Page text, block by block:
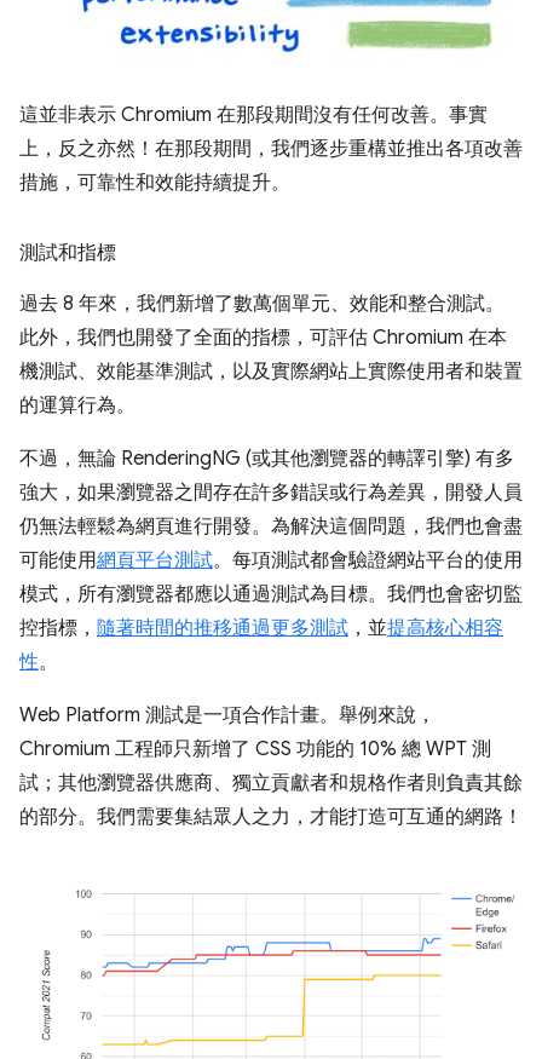
這並非表示 Chromium 在那段期間沒有任何改善。事實
上，反之亦然！在那段期間，我們逐步重構並推出各項改善
措施，可靠性和效能持續提升。
測試和指標
過去 8 年來，我們新增了數萬個單元、效能和整合測試。
此外，我們也開發了全面的指標，可評估 Chromium 在本
機測試、效能基準測試，以及實際網站上實際使用者和裝置
的運算行為。
不過，無論 RenderingNG (或其他瀏覽器的轉譯引擎) 有多
強大，如果瀏覽器之間存在許多錯誤或行為差異，開發人員
仍無法輕鬆為網頁進行開發。為解決這個問題，我們也會盡
可能使用網頁平台測試。每項測試都會驗證網站平台的使用
模式，所有瀏覽器都應以通過測試為目標。我們也會密切監
控指標， 隨著時間的推移通過更多測試 ，並提高核心相容
性。
Web Platform 測試是一項合作計畫。舉例來說，
Chromium 工程師只新增了 CSS 功能的 10% 總 WPT 測
試；其他瀏覽器供應商、獨立貢獻者和規格作者則負責其餘
的部分。我們需要集結眾人之力，才能打造可互通的網路！